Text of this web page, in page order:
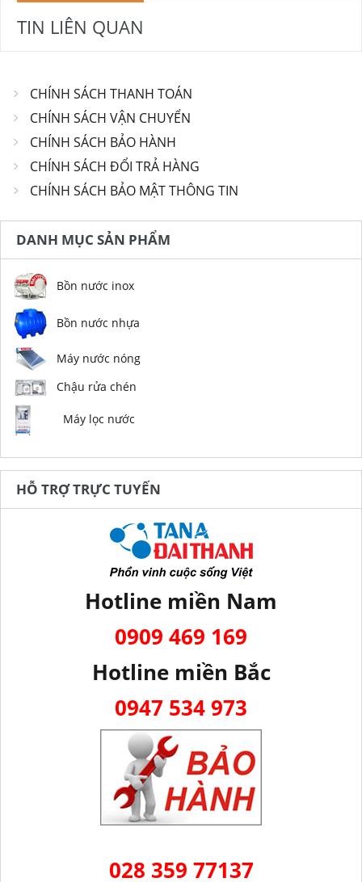
TIN LIÊN QUAN
CHÍNH SÁCH THANH TOÁN
CHÍNH SÁCH VẬN CHUYỂN
CHÍNH SÁCH BẢO HÀNH
CHÍNH SÁCH ĐỔI TRẢ HÀNG
CHÍNH SÁCH BẢO MẬT THÔNG TIN
DANH MỤC SẢN PHẨM
Bồn nước inox
Bồn nước nhựa
Máy nước nóng
Chậu rửa chén
Máy lọc nước
HỖ TRỢ TRỰC TUYẾN
Hotline miền Nam
0909 469 169
Hotline miền Bắc
0947 534 973
028 359 77137